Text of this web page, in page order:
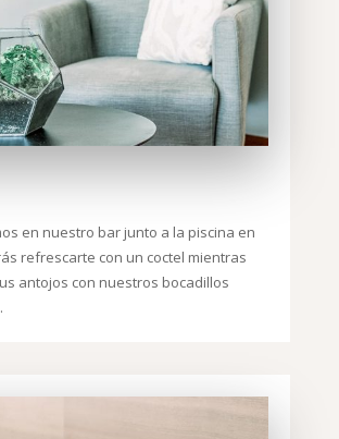
en nuestro bar junto a la piscina en
refrescarte con un coctel mientras
antojos con nuestros bocadillos